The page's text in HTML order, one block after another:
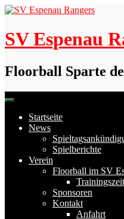
Skip
content
SV Espenau
Floorball Sparte
Startseite
News
Spielberichte
Verein
Floorball im SV
Sponsoren
Kontakt
Anfahrt